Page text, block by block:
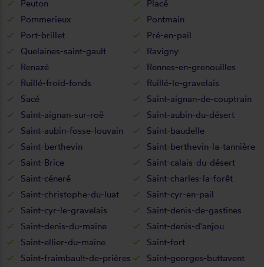
Peuton
Placé
Pommerieux
Pontmain
Port-brillet
Pré-en-pail
Quelaines-saint-gault
Ravigny
Renazé
Rennes-en-grenouilles
Ruillé-froid-fonds
Ruillé-le-gravelais
Sacé
Saint-aignan-de-couptrain
Saint-aignan-sur-roë
Saint-aubin-du-désert
Saint-aubin-fosse-louvain
Saint-baudelle
Saint-berthevin
Saint-berthevin-la-tannière
Saint-Brice
Saint-calais-du-désert
Saint-céneré
Saint-charles-la-forêt
Saint-christophe-du-luat
Saint-cyr-en-pail
Saint-cyr-le-gravelais
Saint-denis-de-gastines
Saint-denis-du-maine
Saint-denis-d'anjou
Saint-ellier-du-maine
Saint-fort
Saint-fraimbault-de-prières
Saint-georges-buttavent